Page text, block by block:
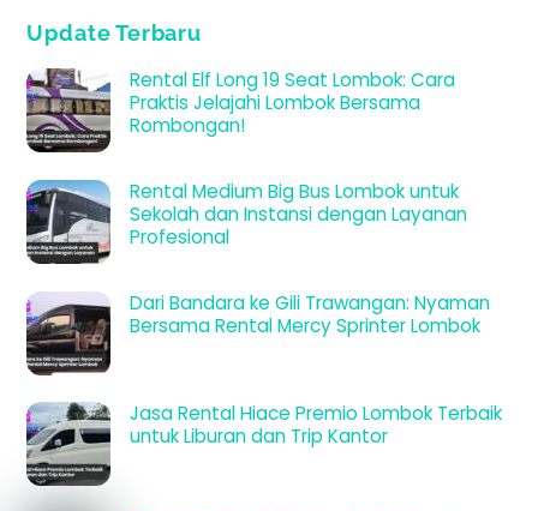
Update Terbaru
Rental Elf Long 19 Seat Lombok: Cara
Praktis Jelajahi Lombok Bersama
Rombongan!
Rental Medium Big Bus Lombok untuk
Sekolah dan Instansi dengan Layanan
Profesional
Dari Bandara ke Gili Trawangan: Nyaman
Bersama Rental Mercy Sprinter Lombok
Jasa Rental Hiace Premio Lombok Terbaik
untuk Liburan dan Trip Kantor